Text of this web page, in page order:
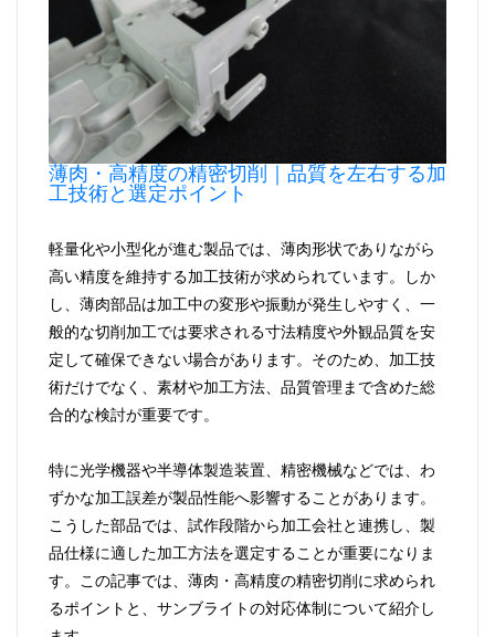
薄肉・高精度の精密切削｜品質を左右する加
工技術と選定ポイント
軽量化や小型化が進む製品では、薄肉形状でありながら
高い精度を維持する加工技術が求められています。しか
し、薄肉部品は加工中の変形や振動が発生しやすく、一
般的な切削加工では要求される寸法精度や外観品質を安
定して確保できない場合があります。そのため、加工技
術だけでなく、素材や加工方法、品質管理まで含めた総
合的な検討が重要です。
特に光学機器や半導体製造装置、精密機械などでは、わ
ずかな加工誤差が製品性能へ影響することがあります。
こうした部品では、試作段階から加工会社と連携し、製
品仕様に適した加工方法を選定することが重要になりま
す。この記事では、薄肉・高精度の精密切削に求められ
るポイントと、サンブライトの対応体制について紹介し